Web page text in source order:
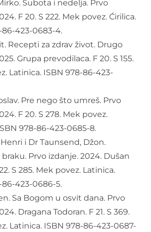
O nama
Kontakt
Subota i nedelja. Prvo
F 20. S 222. Mek povez. Ćirilica.
86-423-0683-4.
Recepti za zdrav život. Drugo
Grupa prevodilaca. F 20. S 155.
Latinica. ISBN 978-86-423-
Pre nego što umreš. Prvo
F 20. S 278. Mek povez.
978-86-423-0685-8.
i Dr Taunsend, Džon.
Prvo izdanje. 2024. Dušan
S 285. Mek povez. Latinica.
86-423-0686-5.
Sa Bogom u osvit dana. Prvo
Dragana Todoran. F 21. S 369.
Latinica. ISBN 978-86-423-0687-